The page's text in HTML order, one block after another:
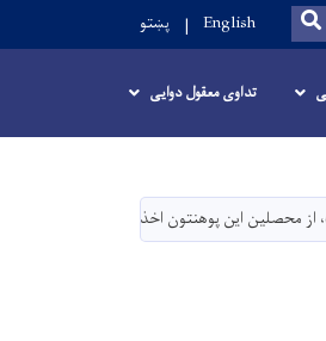
SEARCH
English پښتو
تداوی معقول دوایی
از محصلین این پوهنتون اخذ شد.